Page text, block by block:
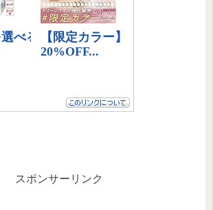
スポンサーリンク